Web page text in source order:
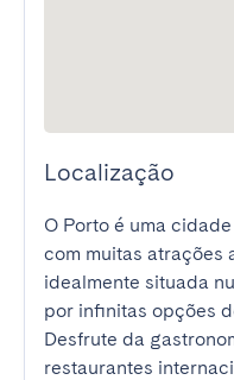
Localização
O Porto é uma
com muitas atrações
idealmente situada
por infinitas opções
Desfrute da
restaurantes